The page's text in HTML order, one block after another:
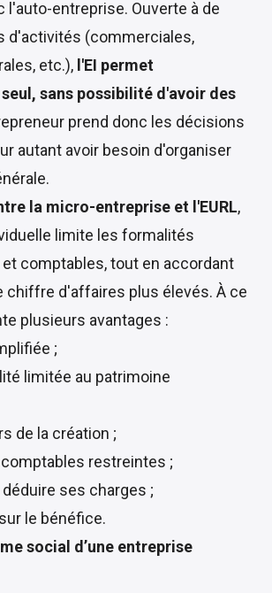
l'auto-entreprise. Ouverte à de
d'activités (commerciales,
etc.), l'EI permet
sans possibilité d'avoir des
prend donc les décisions
autant avoir besoin d'organiser
la micro-entreprise et l'EURL,
limite les formalités
comptables, tout en accordant
chiffre d'affaires plus élevés. À ce
plusieurs avantages :
;
limitée au patrimoine
de la création ;
restreintes ;
ses charges ;
le bénéfice.
social d’une entreprise